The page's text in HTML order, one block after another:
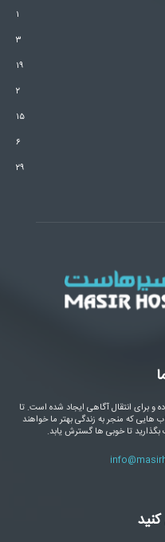
۱
۳
۱۹
۲
۱۵
۶
۲۹
برای انتقال آگاهی ایجاد شده است. تا
هایی که منجر به زندگی بهتر ما خواهند
تا خوبی ها گسترش یابد.